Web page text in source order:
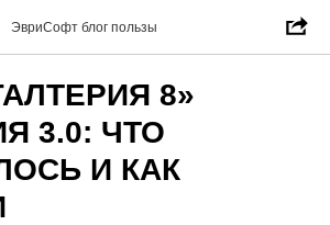
ЭвриСофт блог пользы
8»
3.0: ЧТО
И КАК